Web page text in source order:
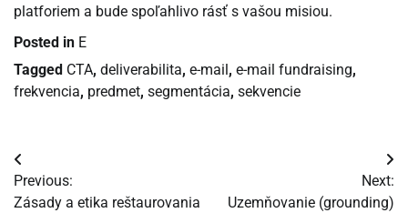
platforiem a bude spoľahlivo rásť s vašou misiou.
Posted in E
Tagged CTA, deliverabilita, e-mail , e-mail fundraising,
frekvencia, predmet, segmentácia, sekvencie
Navigácia
v
Previous:
Zásady a etika reštaurovania
Next:
Uzemňovanie (grounding)